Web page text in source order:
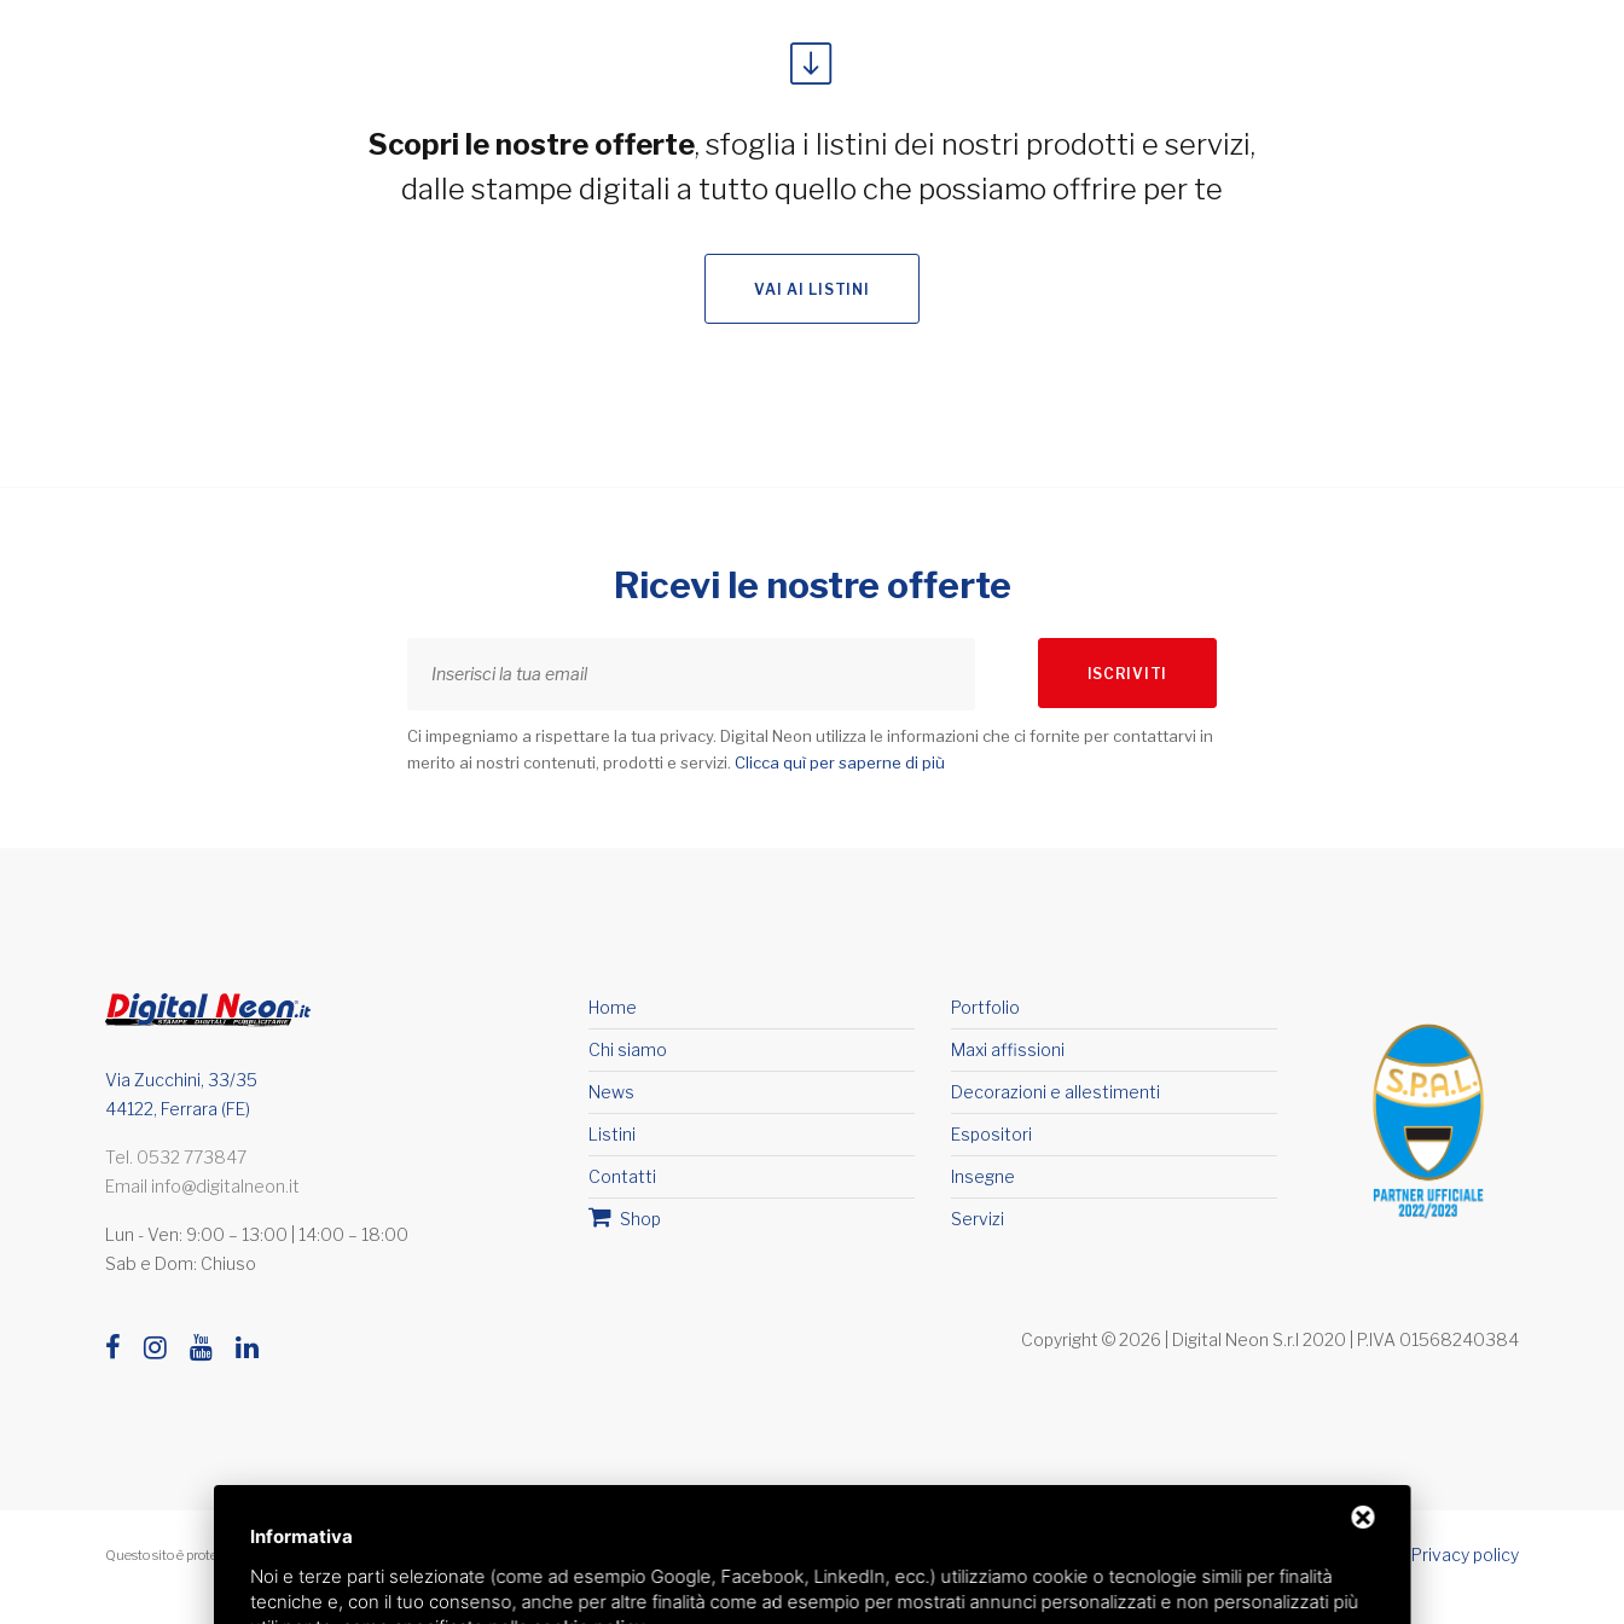
Scopri le nostre offerte, sfoglia i listini dei nostri prodotti e servizi,
dalle stampe digitali a tutto quello che possiamo offrire per te
VAI AI LISTINI
Ricevi le nostre offerte
ISCRIVITI
Ci impegniamo a rispettare la tua privacy. Digital Neon utilizza le informazioni che ci fornite per contattarvi in
merito ai nostri contenuti, prodotti e servizi. Clicca quì per saperne di più
Via Zucchini, 33/35
44122, Ferrara (FE)
Tel. 0532 773847
Email info@digitalneon.it
Lun - Ven: 9:00 – 13:00 | 14:00 – 18:00
Sab e Dom: Chiuso
Home
Chi siamo
News
Listini
Contatti
Shop
Portfolio
Maxi affissioni
Decorazioni e allestimenti
Espositori
Insegne
Servizi
Copyright ©2026 | Digital Neon S.r.l 2020 | P.IVA 01568240384
Questo sito è protetto da Google reCAPTCHA v3, Privacy policy
Informativa
Noi e terze parti selezionate (come ad esempio Google, Facebook, LinkedIn, ecc.) utilizziamo cookie o tecnologie simili per finalità
tecniche e, con il tuo consenso, anche per altre finalità come ad esempio per mostrati annunci personalizzati e non personalizzati più